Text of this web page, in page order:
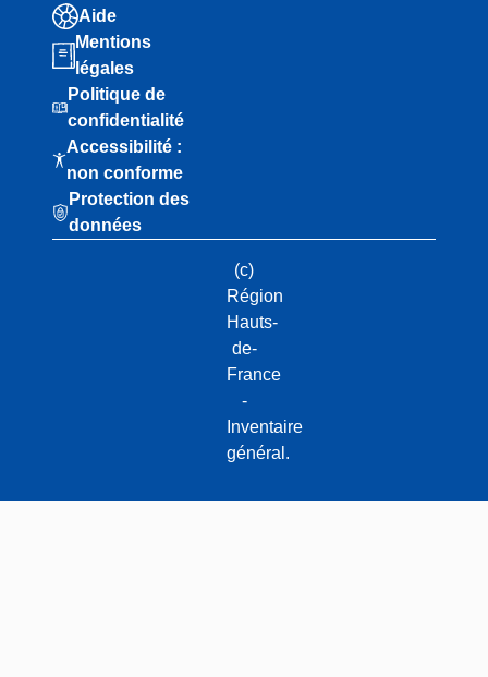
Aide
Mentions
légales
Politique de
confidentialité
Accessibilité :
non conforme
Protection des
données
(c)
Région
Hauts-
de-
France
-
Inventaire
général.